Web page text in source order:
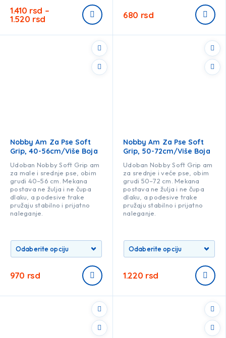
1.410 rsd –
1.520 rsd 680 rsd
Nobby Am Za Pse Soft
Grip, 40-56cm/više Boja
Udoban Nobby Soft Grip am
za male i srednje pse, obim
grudi 40–56 cm. Mekana
postava ne žulja i ne čupa
dlaku, a podesive trake
pružaju stabilno i prijatno
naleganje.
970 rsd
Nobby Am Za Pse Soft
Grip, 50-72cm/više Boja
Udoban Nobby Soft Grip am
za srednje i veće pse, obim
grudi 50–72 cm. Mekana
postava ne žulja i ne čupa
dlaku, a podesive trake
pružaju stabilno i prijatno
naleganje.
1.220 rsd